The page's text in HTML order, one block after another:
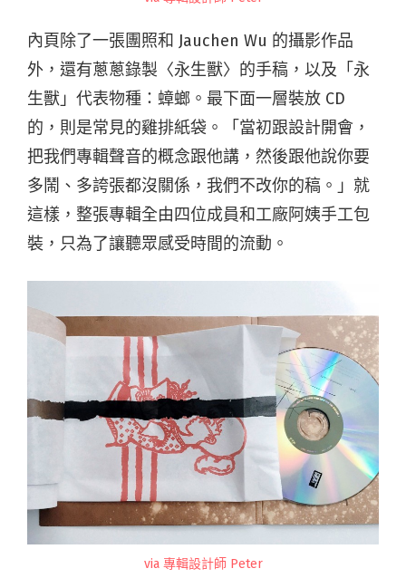
內頁除了一張團照和 Jauchen Wu 的攝影作品
外，還有蔥蔥錄製〈永生獸〉的手稿，以及「永
生獸」代表物種：蟑螂。最下面一層裝放 CD
的，則是常見的雞排紙袋。「當初跟設計開會，
把我們專輯聲音的概念跟他講，然後跟他說你要
多鬧、多誇張都沒關係，我們不改你的稿。」就
這樣，整張專輯全由四位成員和工廠阿姨手工包
裝，只為了讓聽眾感受時間的流動。
via 專輯設計師 Peter